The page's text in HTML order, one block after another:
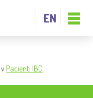
EN
v Pacienti IBD